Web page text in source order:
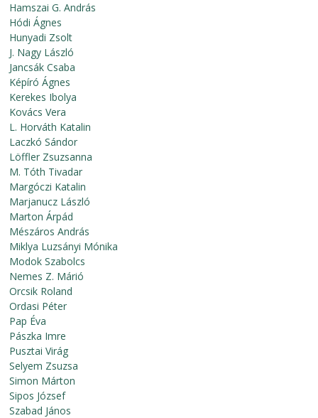
Hamszai G. András
Hódi Ágnes
Hunyadi Zsolt
J. Nagy László
Jancsák Csaba
Képíró Ágnes
Kerekes Ibolya
Kovács Vera
L. Horváth Katalin
Laczkó Sándor
Löffler Zsuzsanna
M. Tóth Tivadar
Margóczi Katalin
Marjanucz László
Marton Árpád
Mészáros András
Miklya Luzsányi Mónika
Modok Szabolcs
Nemes Z. Márió
Orcsik Roland
Ordasi Péter
Pap Éva
Pászka Imre
Pusztai Virág
Selyem Zsuzsa
Simon Márton
Sipos József
Szabad János